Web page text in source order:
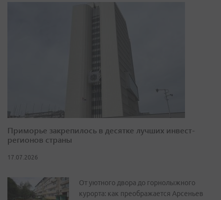
Приморье закрепилось в десятке лучших инвест-
регионов страны
17.07.2026
От уютного двора до горнолыжного
курорта: как преображается Арсеньев